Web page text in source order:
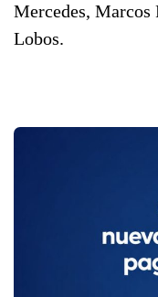
Mercedes, Marcos
Lobos.